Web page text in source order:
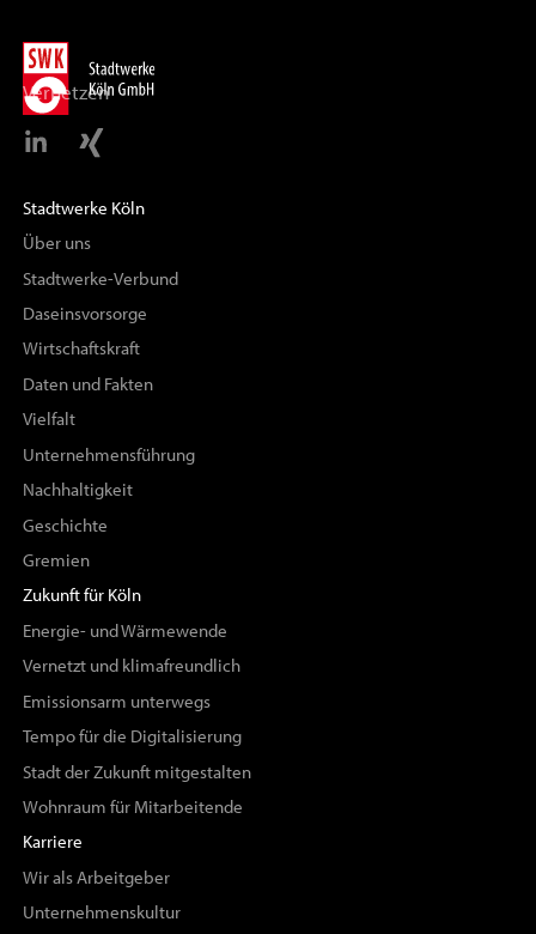
Vernetzen
Stadtwerke Köln
Über uns
Stadtwerke-Verbund
Daseinsvorsorge
Wirtschaftskraft
Daten und Fakten
Vielfalt
Unternehmensführung
Nachhaltigkeit
Geschichte
Gremien
Zukunft für Köln
Energie- und Wärmewende
Vernetzt und klimafreundlich
Emissionsarm unterwegs
Tempo für die Digitalisierung
Stadt der Zukunft mitgestalten
Wohnraum für Mitarbeitende
Karriere
Wir als Arbeitgeber
Unternehmenskultur